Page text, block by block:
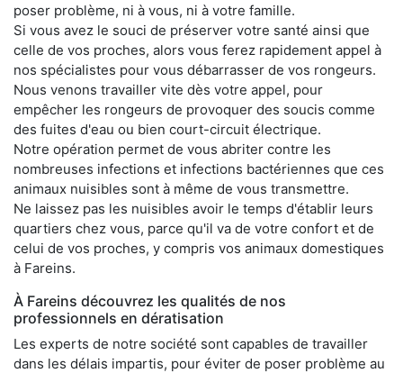
poser problème, ni à vous, ni à votre famille.
Si vous avez le souci de préserver votre santé ainsi que
celle de vos proches, alors vous ferez rapidement appel à
nos spécialistes pour vous débarrasser de vos rongeurs.
Nous venons travailler vite dès votre appel, pour
empêcher les rongeurs de provoquer des soucis comme
des fuites d'eau ou bien court-circuit électrique.
Notre opération permet de vous abriter contre les
nombreuses infections et infections bactériennes que ces
animaux nuisibles sont à même de vous transmettre.
Ne laissez pas les nuisibles avoir le temps d'établir leurs
quartiers chez vous, parce qu'il va de votre confort et de
celui de vos proches, y compris vos animaux domestiques
à Fareins.
À Fareins découvrez les qualités de nos
professionnels en dératisation
Les experts de notre société sont capables de travailler
dans les délais impartis, pour éviter de poser problème au